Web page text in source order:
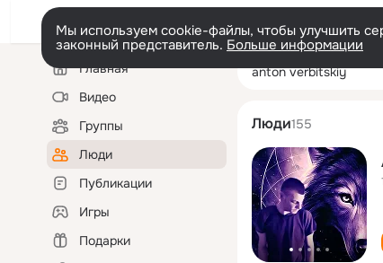
Мы используем cookie-файлы, чтобы улучшить
законный представитель. Больше информации
Левая
колонкаГлавная
Видео
Группы
Люди
Публикации
Игры
Подарки
anton
Люди155